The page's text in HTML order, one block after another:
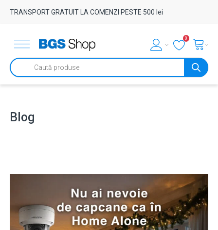
TRANSPORT GRATUIT LA COMENZI PESTE 500 lei
0
Products
search
Blog